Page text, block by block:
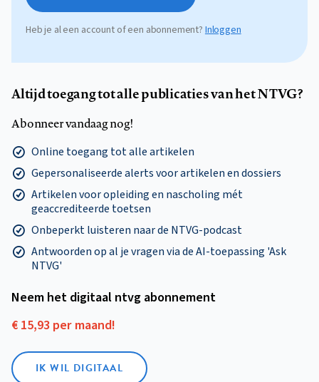
Heb je al een account of een abonnement? Inloggen
Altijd toegang tot alle publicaties van het NTVG?
Abonneer vandaag nog!
Online toegang tot alle artikelen
Gepersonaliseerde alerts voor artikelen en dossiers
Artikelen voor opleiding en nascholing mét
geaccrediteerde toetsen
Onbeperkt luisteren naar de NTVG-podcast
Antwoorden op al je vragen via de AI-toepassing 'Ask
NTVG'
Neem het digitaal ntvg abonnement
€ 15,93 per maand!
IK WIL DIGITAAL